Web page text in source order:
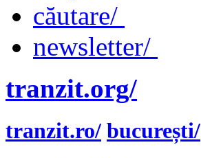
căutare/
newsletter/
tranzit.org/
tranzit.ro/ bucurești/